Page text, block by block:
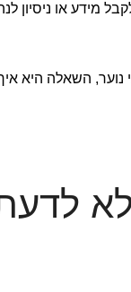
מידע או
נוער, השאלה היא